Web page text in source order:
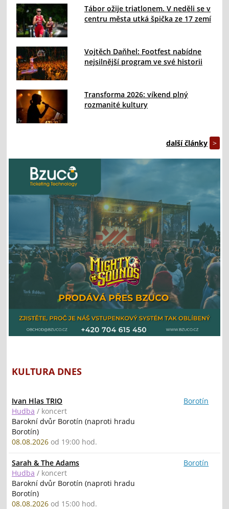
Tábor ožije triatlonem. V neděli se v
centru města utká špička ze 17 zemí
Vojtěch Daňhel: Footfest nabídne
nejsilnější program ve své historii
Transforma 2026: víkend plný
rozmanité kultury
další články >
KULTURA DNES
Ivan Hlas TRIO
Hudba / koncert
Barokní dvůr Borotín (naproti hradu
Borotín)
08.08.2026 od 19:00 hod.
Borotín
Sarah & The Adams
Hudba / koncert
Barokní dvůr Borotín (naproti hradu
Borotín)
08.08.2026 od 15:00 hod.
Borotín